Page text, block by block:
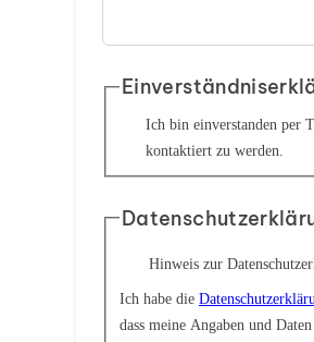
Ich bin einverstanden per
kontaktiert zu werden.
Hinweis zur
Ich habe die
dass meine Angaben und